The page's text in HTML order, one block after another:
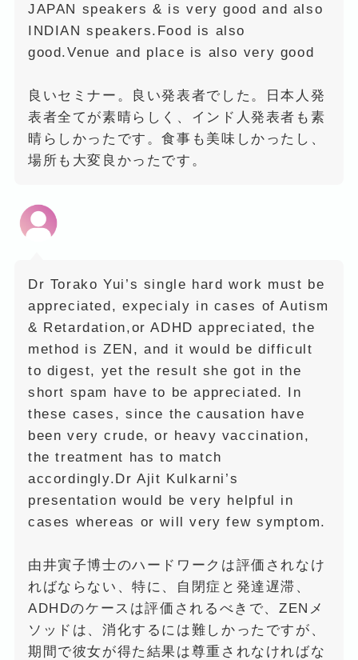
JAPAN speakers & is very good and also
INDIAN speakers.Food is also
good.Venue and place is also very good
良いセミナー。良い発表者でした。日本人発
表者全てが素晴らしく、インド人発表者も素
晴らしかったです。食事も美味しかったし、
場所も大変良かったです。
Dr Torako Yui’s single hard work must be
appreciated, expecialy in cases of Autism
& Retardation,or ADHD appreciated, the
method is ZEN, and it would be difficult
to digest, yet the result she got in the
short spam have to be appreciated. In
these cases, since the causation have
been very crude, or heavy vaccination,
the treatment has to match
accordingly.Dr Ajit Kulkarni’s
presentation would be very helpful in
cases whereas or will very few symptom.
由井寅子博士のハードワークは評価されなけ
ればならない、特に、自閉症と発達遅滞、
ADHDのケースは評価されるべきで、ZENメ
ソッドは、消化するには難しかったですが、
期間で彼女が得た結果は尊重されなければな